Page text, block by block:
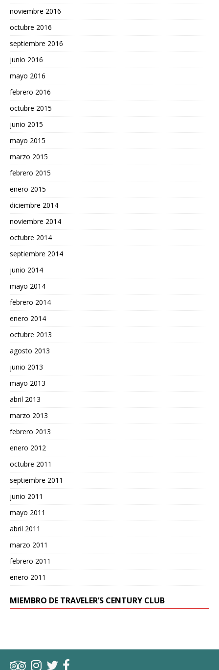
noviembre 2016
octubre 2016
septiembre 2016
junio 2016
mayo 2016
febrero 2016
octubre 2015
junio 2015
mayo 2015
marzo 2015
febrero 2015
enero 2015
diciembre 2014
noviembre 2014
octubre 2014
septiembre 2014
junio 2014
mayo 2014
febrero 2014
enero 2014
octubre 2013
agosto 2013
junio 2013
mayo 2013
abril 2013
marzo 2013
febrero 2013
enero 2012
octubre 2011
septiembre 2011
junio 2011
mayo 2011
abril 2011
marzo 2011
febrero 2011
enero 2011
MIEMBRO DE TRAVELER’S CENTURY CLUB